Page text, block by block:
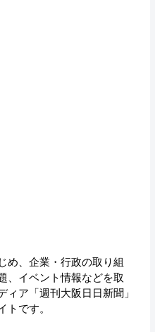
め、企業・行政の取り組
、イベント情報などを取
ィア「週刊大阪日日新聞」
トです。